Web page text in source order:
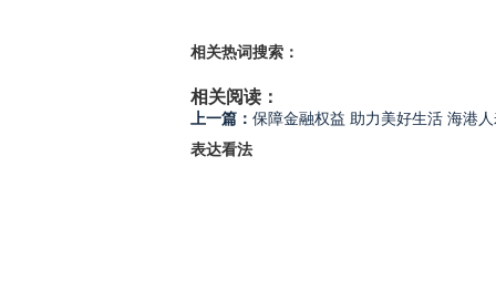
相关热词搜索：
相关阅读：
上一篇： 保障金融权益 助力美好生活 海港
表达看法